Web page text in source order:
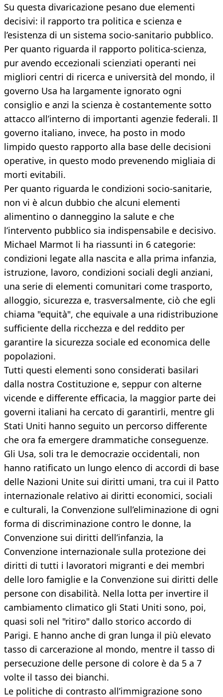
Su questa divaricazione pesano due elementi
decisivi: il rapporto tra politica e scienza e
l’esistenza di un sistema socio-sanitario pubblico.
Per quanto riguarda il rapporto politica-scienza,
pur avendo eccezionali scienziati operanti nei
migliori centri di ricerca e università del mondo, il
governo Usa ha largamente ignorato ogni
consiglio e anzi la scienza è costantemente sotto
attacco all’interno di importanti agenzie federali. Il
governo italiano, invece, ha posto in modo
limpido questo rapporto alla base delle decisioni
operative, in questo modo prevenendo migliaia di
morti evitabili.
Per quanto riguarda le condizioni socio-sanitarie,
non vi è alcun dubbio che alcuni elementi
alimentino o danneggino la salute e che
l’intervento pubblico sia indispensabile e decisivo.
Michael Marmot li ha riassunti in 6 categorie:
condizioni legate alla nascita e alla prima infanzia,
istruzione, lavoro, condizioni sociali degli anziani,
una serie di elementi comunitari come trasporto,
alloggio, sicurezza e, trasversalmente, ciò che egli
chiama "equità", che equivale a una ridistribuzione
sufficiente della ricchezza e del reddito per
garantire la sicurezza sociale ed economica delle
popolazioni.
Tutti questi elementi sono considerati basilari
dalla nostra Costituzione e, seppur con alterne
vicende e differente efficacia, la maggior parte dei
governi italiani ha cercato di garantirli, mentre gli
Stati Uniti hanno seguito un percorso differente
che ora fa emergere drammatiche conseguenze.
Gli Usa, soli tra le democrazie occidentali, non
hanno ratificato un lungo elenco di accordi di base
delle Nazioni Unite sui diritti umani, tra cui il Patto
internazionale relativo ai diritti economici, sociali
e culturali, la Convenzione sull’eliminazione di ogni
forma di discriminazione contro le donne, la
Convenzione sui diritti dell’infanzia, la
Convenzione internazionale sulla protezione dei
diritti di tutti i lavoratori migranti e dei membri
delle loro famiglie e la Convenzione sui diritti delle
persone con disabilità. Nella lotta per invertire il
cambiamento climatico gli Stati Uniti sono, poi,
quasi soli nel "ritiro" dallo storico accordo di
Parigi. E hanno anche di gran lunga il più elevato
tasso di carcerazione al mondo, mentre il tasso di
persecuzione delle persone di colore è da 5 a 7
volte il tasso dei bianchi.
Le politiche di contrasto all’immigrazione sono